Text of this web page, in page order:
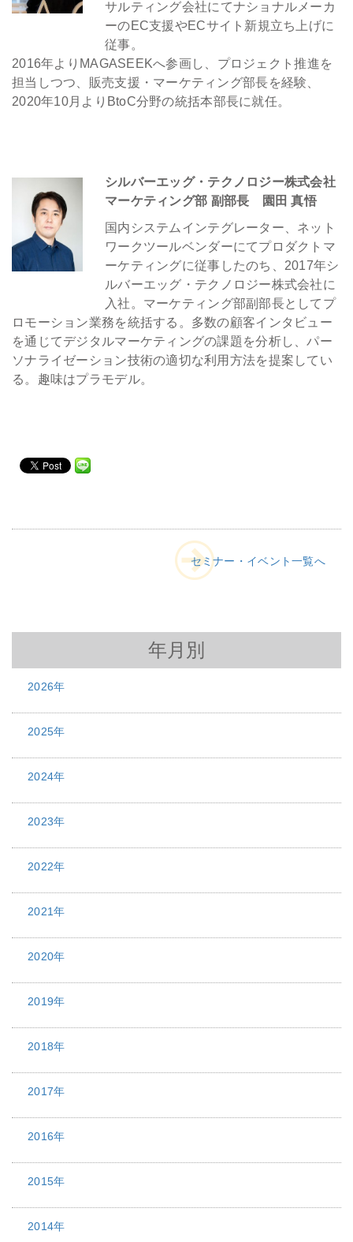
サルティング会社にてナショナルメーカ
ーのEC支援やECサイト新規立ち上げに
従事。
2016年よりMAGASEEKへ参画し、プロジェクト推進を
担当しつつ、販売支援・マーケティング部長を経験、
2020年10月よりBtoC分野の統括本部長に就任。
シルバーエッグ・テクノロジー株式会社
マーケティング部 副部長 園田 真悟
国内システムインテグレーター、ネット
ワークツールベンダーにてプロダクトマ
ーケティングに従事したのち、2017年シ
ルバーエッグ・テクノロジー株式会社に
入社。マーケティング部副部長としてプ
ロモーション業務を統括する。多数の顧客インタビュー
を通じてデジタルマーケティングの課題を分析し、パー
ソナライゼーション技術の適切な利用方法を提案してい
る。趣味はプラモデル。
セミナー・イベント一覧へ
年月別
2026年
2025年
2024年
2023年
2022年
2021年
2020年
2019年
2018年
2017年
2016年
2015年
2014年